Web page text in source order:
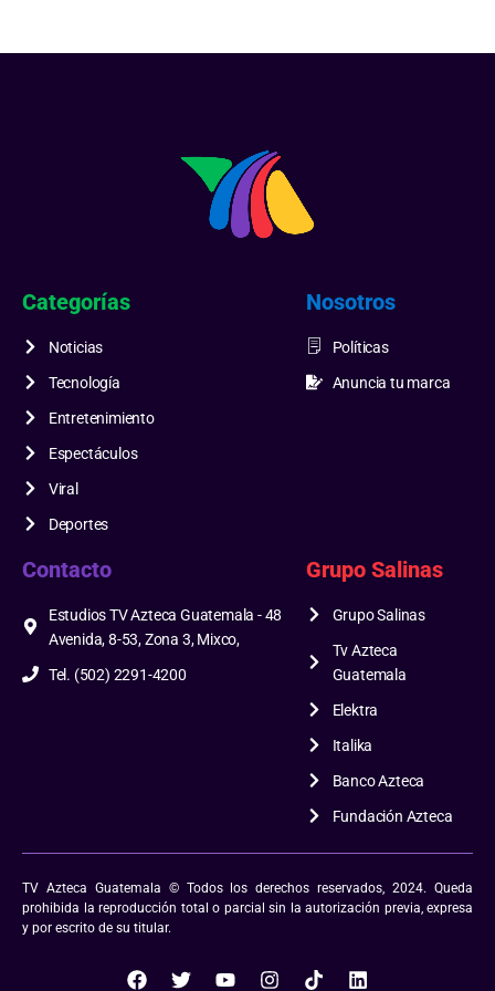
Categorías
Noticias
Tecnología
Entretenimiento
Espectáculos
Viral
Deportes
Nosotros
Políticas
Anuncia tu marca
Contacto
Estudios TV Azteca Guatemala - 48
Avenida, 8-53, Zona 3, Mixco,
Tel. (502) 2291-4200
Grupo Salinas
Grupo Salinas
Tv Azteca
Guatemala
Elektra
Italika
Banco Azteca
Fundación Azteca
TV Azteca Guatemala © Todos los derechos reservados, 2024. Queda
prohibida la reproducción total o parcial sin la autorización previa, expresa
y por escrito de su titular.